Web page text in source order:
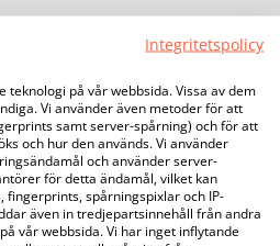
Integritetspolicy
teknologi på vår webbsida. Vissa av dem
Vi använder även metoder för att
samt server-spårning) och för att
och hur den används. Vi använder
och använder server-
för detta ändamål, vilket kan
fingerprints, spårningspixlar och IP-
även in tredjepartsinnehåll från andra
vår webbsida. Vi har inget inflytande